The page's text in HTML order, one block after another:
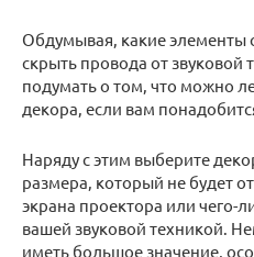
Обдумывая, какие элементы
скрыть провода от звуковой
подумать о том, что можно
декора, если вам
Наряду с этим выберите
размера, который не будет
экрана проектора или чего-
вашей звуковой техникой.
иметь большое значение,